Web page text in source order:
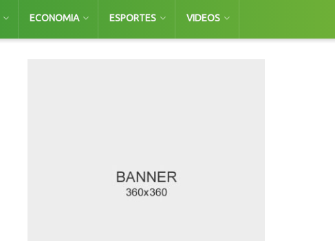
ECONOMIA ESPORTES VIDEOS